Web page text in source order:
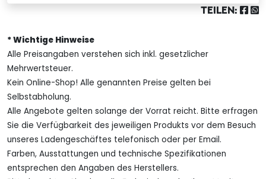
TEILEN:
* Wichtige Hinweise
Alle Preisangaben verstehen sich inkl. gesetzlicher
Mehrwertsteuer.
Kein Online-Shop! Alle genannten Preise gelten bei
Selbstabholung.
Alle Angebote gelten solange der Vorrat reicht. Bitte erfragen
Sie die Verfügbarkeit des jeweiligen Produkts vor dem Besuch
unseres Ladengeschäftes telefonisch oder per Email.
Farben, Ausstattungen und technische Spezifikationen
entsprechen den Angaben des Herstellers.